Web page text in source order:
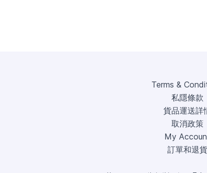
Terms &
私隱條款
貨品運送詳
取消政策
My
訂單和退貨